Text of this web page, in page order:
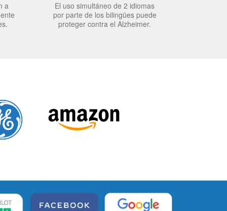
a
El uso simultáneo de 2 idiomas
por parte de los bilingües puede
proteger contra el Alzheimer.